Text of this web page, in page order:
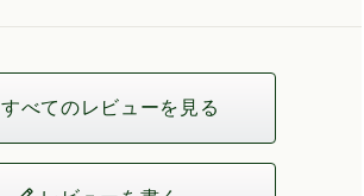
すべてのレビューを見る